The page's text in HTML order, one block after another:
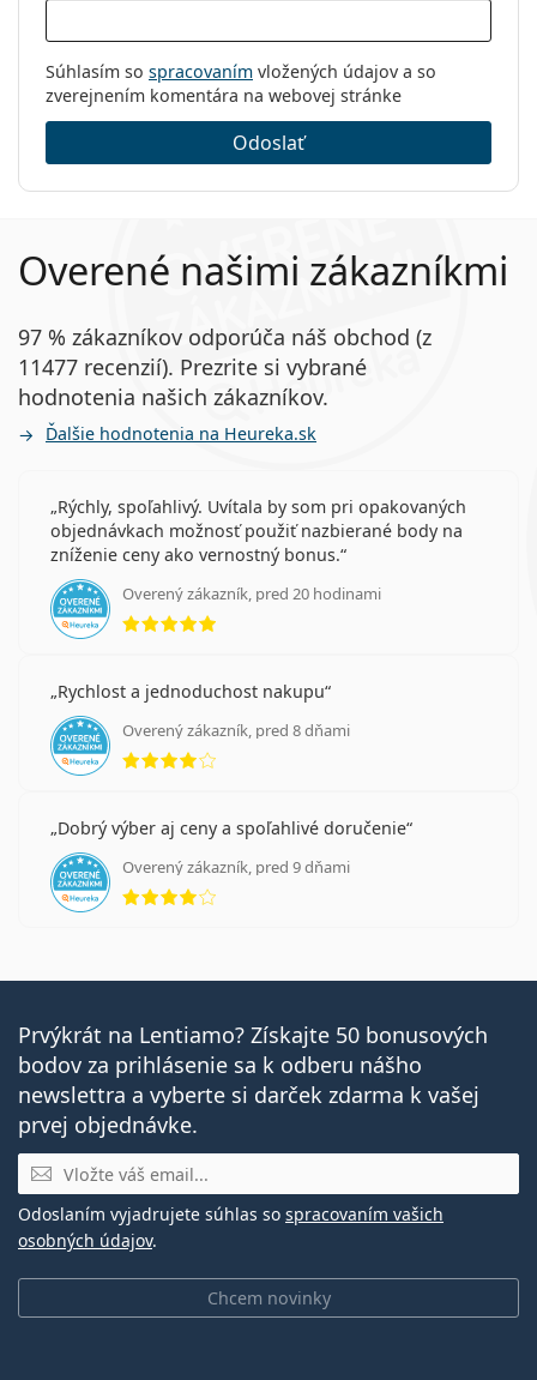
Súhlasím so spracovaním vložených údajov a so
zverejnením komentára na webovej stránke
Odoslať
Overené našimi zákazníkmi
97 % zákazníkov odporúča náš obchod (z
11477 recenzií). Prezrite si vybrané
hodnotenia našich zákazníkov.
Ďalšie hodnotenia na Heureka.sk
Rýchly, spoľahlivý. Uvítala by som pri opakovaných
objednávkach možnosť použiť nazbierané body na
zníženie ceny ako vernostný bonus.
Overený zákazník, pred 20 hodinami
hodnotenie 5 z 5
Rychlost a jednoduchost nakupu
Overený zákazník, pred 8 dňami
hodnotenie 4 z 5
Dobrý výber aj ceny a spoľahlivé doručenie
Overený zákazník, pred 9 dňami
hodnotenie 4 z 5
Prvýkrát na Lentiamo? Získajte 50 bonusových
bodov za prihlásenie sa k odberu nášho
newslettra a vyberte si darček zdarma k vašej
prvej objednávke.
E-mail
Chcem novinky
Odoslaním vyjadrujete súhlas so spracovaním vašich
osobných údajov.